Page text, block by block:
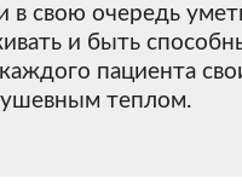
в свою очередь
и быть
пациента
теплом.